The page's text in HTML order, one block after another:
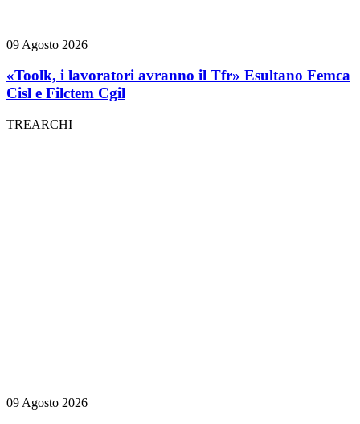
09 Agosto 2026
«Toolk, i lavoratori avranno il Tfr» Esultano Femca
Cisl e Filctem Cgil
TREARCHI
09 Agosto 2026